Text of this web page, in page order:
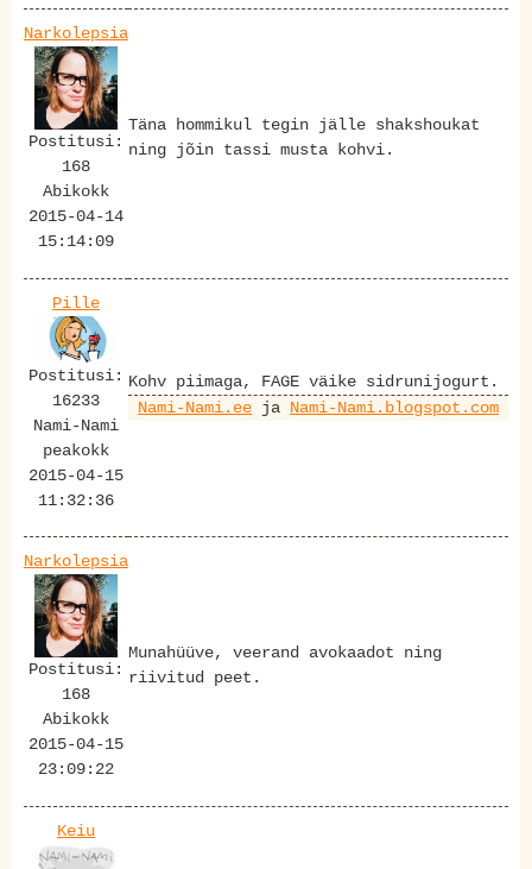
Narkolepsia
Postitusi:
168
Abikokk
2015-04-14
15:14:09
Täna hommikul tegin jälle shakshoukat
ning jõin tassi musta kohvi.
Pille
Postitusi:
16233
Nami-Nami
peakokk
2015-04-15
11:32:36
Kohv piimaga, FAGE väike sidrunijogurt.
Nami-Nami.ee ja Nami-Nami.blogspot.com
Narkolepsia
Postitusi:
168
Abikokk
2015-04-15
23:09:22
Munahüüve, veerand avokaadot ning
riivitud peet.
Keiu